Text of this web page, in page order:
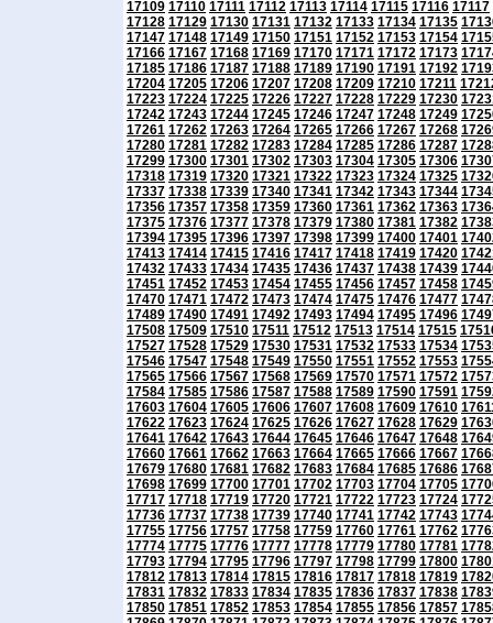
17109 17110 17111 17112 17113 17114 17115 17116 17117
17128 17129 17130 17131 17132 17133 17134 17135
17147 17148 17149 17150 17151 17152 17153 17154
17166 17167 17168 17169 17170 17171 17172 17173
17185 17186 17187 17188 17189 17190 17191 17192
17204 17205 17206 17207 17208 17209 17210 17211
17223 17224 17225 17226 17227 17228 17229 17230
17242 17243 17244 17245 17246 17247 17248 17249
17261 17262 17263 17264 17265 17266 17267 17268
17280 17281 17282 17283 17284 17285 17286 17287
17299 17300 17301 17302 17303 17304 17305 17306
17318 17319 17320 17321 17322 17323 17324 17325
17337 17338 17339 17340 17341 17342 17343 17344
17356 17357 17358 17359 17360 17361 17362 17363
17375 17376 17377 17378 17379 17380 17381 17382
17394 17395 17396 17397 17398 17399 17400 17401
17413 17414 17415 17416 17417 17418 17419 17420
17432 17433 17434 17435 17436 17437 17438 17439
17451 17452 17453 17454 17455 17456 17457 17458
17470 17471 17472 17473 17474 17475 17476 17477
17489 17490 17491 17492 17493 17494 17495 17496
17508 17509 17510 17511 17512 17513 17514 17515
17527 17528 17529 17530 17531 17532 17533 17534
17546 17547 17548 17549 17550 17551 17552 17553
17565 17566 17567 17568 17569 17570 17571 17572
17584 17585 17586 17587 17588 17589 17590 17591
17603 17604 17605 17606 17607 17608 17609 17610
17622 17623 17624 17625 17626 17627 17628 17629
17641 17642 17643 17644 17645 17646 17647 17648
17660 17661 17662 17663 17664 17665 17666 17667
17679 17680 17681 17682 17683 17684 17685 17686
17698 17699 17700 17701 17702 17703 17704 17705
17717 17718 17719 17720 17721 17722 17723 17724
17736 17737 17738 17739 17740 17741 17742 17743
17755 17756 17757 17758 17759 17760 17761 17762
17774 17775 17776 17777 17778 17779 17780 17781
17793 17794 17795 17796 17797 17798 17799 17800
17812 17813 17814 17815 17816 17817 17818 17819
17831 17832 17833 17834 17835 17836 17837 17838
17850 17851 17852 17853 17854 17855 17856 17857